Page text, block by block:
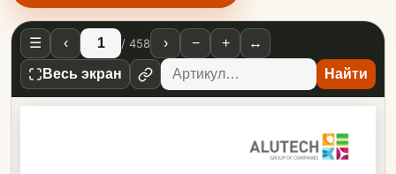
☰ ‹ / 458 › − + ↔
Весь экран Найти